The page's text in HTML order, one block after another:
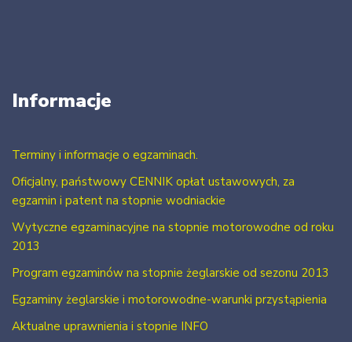
Informacje
Terminy i informacje o egzaminach.
Oficjalny, państwowy CENNIK opłat ustawowych, za
egzamin i patent na stopnie wodniackie
Wytyczne egzaminacyjne na stopnie motorowodne od roku
2013
Program egzaminów na stopnie żeglarskie od sezonu 2013
Egzaminy żeglarskie i motorowodne-warunki przystąpienia
Aktualne uprawnienia i stopnie INFO